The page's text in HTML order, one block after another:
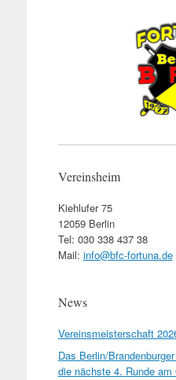
Vereinsheim
Kiehlufer 75
12059 Berlin
Tel: 030 338 437 38
Mail: info@bfc-fortuna.de
News
Vereinsmeisterschaft
Das Berlin/
die nächste 4. Runde am